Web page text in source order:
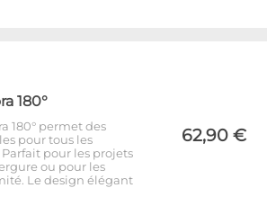
180°
180° permet des
pour tous les
pour les projets
ou pour les
Le design élégant
62,90 €